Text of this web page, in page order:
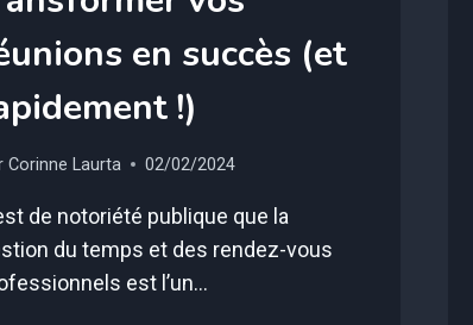
en succès (et
!)
Corinne Laurta 02/02/2024
de notoriété publique que la
du temps et des rendez-vous
est l’un…